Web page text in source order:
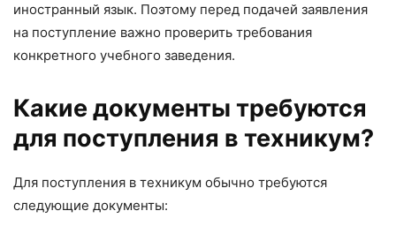
иностранный язык. Поэтому перед подачей заявления
на поступление важно проверить требования
конкретного учебного заведения.
Какие документы требуются
для поступления в техникум?
Для поступления в техникум обычно требуются
следующие документы: